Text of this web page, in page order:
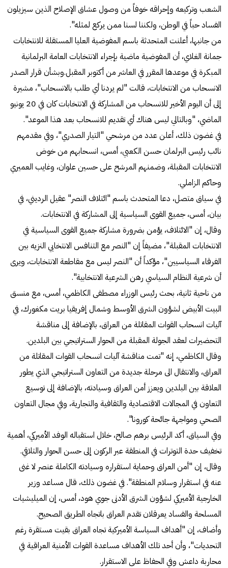
الشعب وتركيعه وإحراقه خوفاً من وصول عشاق الإصلاح الذين سيزيلون
الفساد حباً في الوطن، ولكننا لسنا ممن يركع لمثله".
من جانبها، أعلنت المتحدثة باسم المفوضية العليا المستقلة للانتخابات
جمانة الغلاي، أن المفوضية ماضية بإجراء الانتخابات العامة البرلمانية
المبكرة في موعدها المقرر في العاشر من أكتوبر المقبل.وبشأن قرار الصدر
الانسحاب من الانتخابات، قالت "لم يردنا أي طلب بالانسحاب"، مشيرة
إلى أن اليوم الأخير للانسحاب من المشاركة في الانتخابات كان في 20 يونيو
الماضي، "وبالتالي ليس هناك أي تقديم للانسحاب بعد هذا الموعد".
في غضون ذلك، أعلن عدد من مرشحي "التيار الصدري"، وفي مقدمهم
نائب رئيس البرلمان حسن الكعبي، أمس، انسحابهم من خوض
الانتخابات المقبلة، وضمنهم المرشح على حسين علوان، وغايب العميري
وحاكم الزاملي.
في سياق متصل، دعا المتحدث باسم "ائتلاف النصر" عقيل الرديني، في
بيان، أمس، جميع القوى السياسية إلى المشاركة في الانتخابات.
وقال، إن "الائتلاف، يؤمن بضرورة مشاركة جميع القوى السياسية في
الانتخابات المقبلة"، مضيفاً إن "النصر مع التنافس الانتخابي النزيه بين
الفرقاء السياسيين"، مؤكداً أن "النصر ليس مع مقاطعة الانتخابات، ويرى
أن شرعية النظام السياسي رهن الشرعية الانتخابية".
من ناحية ثانية، بحث رئيس الوزراء مصطفى الكاظمي، أمس، مع منسق
البيت الأبيض لشؤون الشرق الأوسط وشمال إفريقيا بريت مكغورك، في
آليات انسحاب القوات المقاتلة من العراق، بالإضافة إلى مناقشة
التحضيرات لعقد الجولة المقبلة من الحوار الستراتيجي بين البلدين.
وقال الكاظمي، إنه "تمت مناقشة آليات انسحاب القوات المقاتلة من
العراق، والانتقال الى مرحلة جديدة من التعاون الستراتيجي الذي يطور
العلاقة بين البلدين ويعزز أمن العراق وسيادته، بالإضافة إلى توسيع
التعاون في المجالات الاقتصادية والثقافية والتجارية، وفي مجال التعاون
الصحي ومواجهة جائحة كورونا".
وفي السياق، أكد الرئيس برهم صالح، خلال استقباله الوفد الأميركي، أهمية
تخفيف حدة التوترات في المنطقة عبر الركون إلى حسن الحوار والتلاقي.
وقال، إن "أمن العراق وحماية استقراره وسيادته الكاملة عنصر لا غنى
عنه في استقرار وسلام المنطقة". في غضون ذلك، قال مساعد وزير
الخارجية الأميركي لشؤون الشرق الأدنى جوي هود، أمس، إن الميليشيات
المسلحة والفساد يعرقلان تقدم العراق باتجاه الطريق الصحيح.
وأضاف، إن "أهداف السياسة الأميركية تجاه العراق بقيت مستقرة رغم
التحديات"، وأن أحد تلك الأهداف مساعدة القوات الأمنية العراقية في
محاربة داعش وفي الحفاظ على الاستقرار.